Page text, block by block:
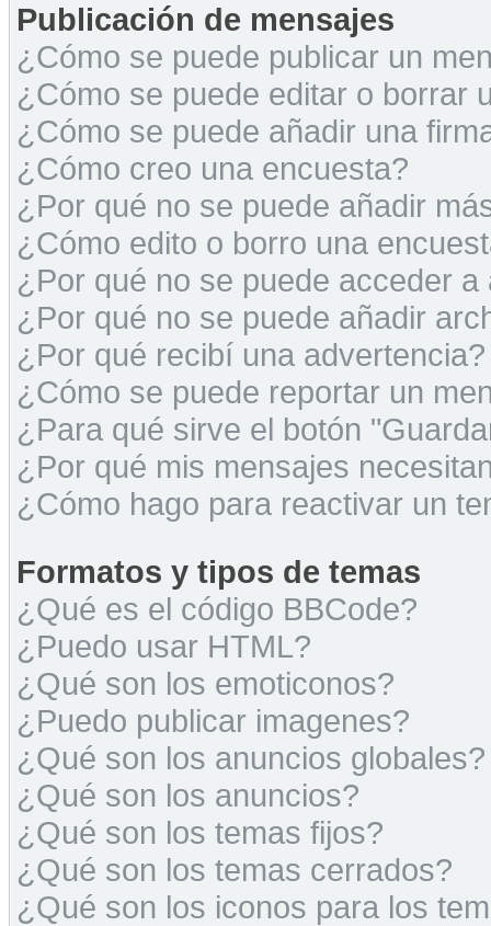
Publicación de mensajes
¿Cómo se puede publicar un
¿Cómo se puede editar o borrar
¿Cómo se puede añadir una
¿Cómo creo una encuesta?
¿Por qué no se puede añadir
¿Cómo edito o borro una
¿Por qué no se puede acceder a
¿Por qué no se puede añadir
¿Por qué recibí una advertencia?
¿Cómo se puede reportar un
¿Para qué sirve el botón
¿Por qué mis mensajes
¿Cómo hago para reactivar un
Formatos y tipos de temas
¿Qué es el código BBCode?
¿Puedo usar HTML?
¿Qué son los emoticonos?
¿Puedo publicar imagenes?
¿Qué son los anuncios globales?
¿Qué son los anuncios?
¿Qué son los temas fijos?
¿Qué son los temas cerrados?
¿Qué son los iconos para los